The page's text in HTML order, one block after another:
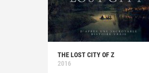
THE LOST CITY OF Z
2016